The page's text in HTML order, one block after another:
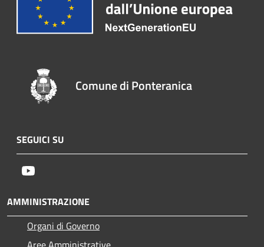
Comune di Ponteranica
SEGUICI SU
AMMINISTRAZIONE
Organi di Governo